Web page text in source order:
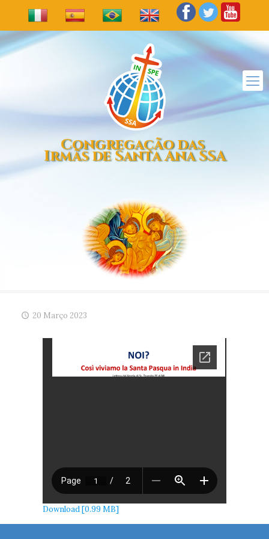
Congregação das
Irmãs de Santa Ana SSA
20 Março 2023
Download [0.99 MB]